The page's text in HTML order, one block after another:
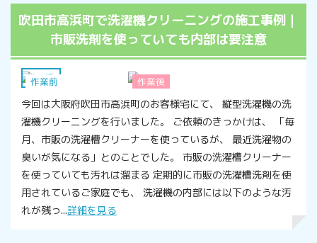
吹田市高浜町で洗濯機クリーニングの施工事例｜
市販洗剤を使っていても内部は要注意
作業前 作業後
洗濯機
今回は大阪府吹田市高浜町のお客様宅にて、 縦型洗濯機の洗
濯機クリーニングを行いました。 ご依頼のきっかけは、 「毎
月、市販の洗濯槽クリーナーを使っているが、 最近洗濯物の
臭いが気になる」とのことでした。 市販の洗濯槽クリーナー
を使っていても汚れは溜まる 定期的に市販の洗濯槽洗剤を使
用されているご家庭でも、 洗濯機の内部には以下のような汚
れが残っ...詳細を見る